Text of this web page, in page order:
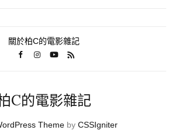
關於柏C的電影雜記
C的電影雜記
Themeby CSSIgniter